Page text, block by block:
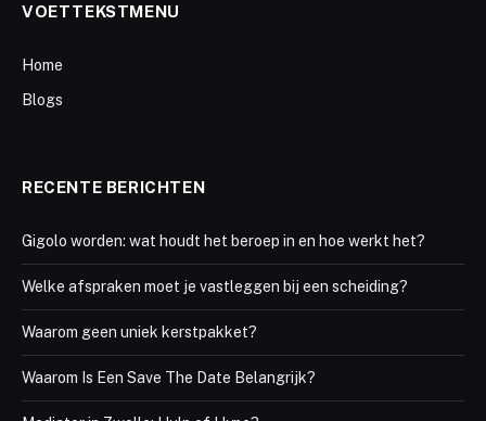
VOETTEKSTMENU
Home
Blogs
RECENTE BERICHTEN
Gigolo worden: wat houdt het beroep in en hoe werkt het?
Welke afspraken moet je vastleggen bij een scheiding?
Waarom geen uniek kerstpakket?
Waarom Is Een Save The Date Belangrijk?